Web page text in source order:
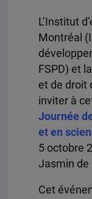
L’Institut
Montréal
FSPD) et
et de droit
inviter à
Journée
et en
5 octobre
Jasmin de
Cet